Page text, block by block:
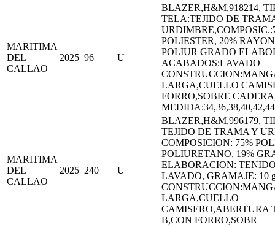
MARITIMA
DEL
CALLAO
2025 96 U
BLAZER,H&M,918214,
TELA:TEJIDO DE
POLIESTER, 20%
POLIUR GRADO
ACABADOS:LAVADO
LARGA,CUELLO
FORRO,SOBRE
MARITIMA
DEL
CALLAO
2025 240 U
BLAZER,H&M,996179,
TEJIDO DE TRAMA Y
COMPOSICION: 75%
POLIURETANO, 19%
ELABORACION:
LAVADO, GRAMAJE: 10
LARGA,CUELLO
CAMISERO,ABERTURA
B,CON FORRO,SOBR